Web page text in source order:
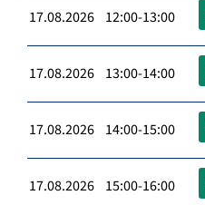
17.08.2026 12:00-13:00
17.08.2026 13:00-14:00
17.08.2026 14:00-15:00
17.08.2026 15:00-16:00